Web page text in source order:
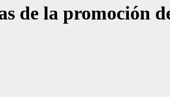
de la promoción